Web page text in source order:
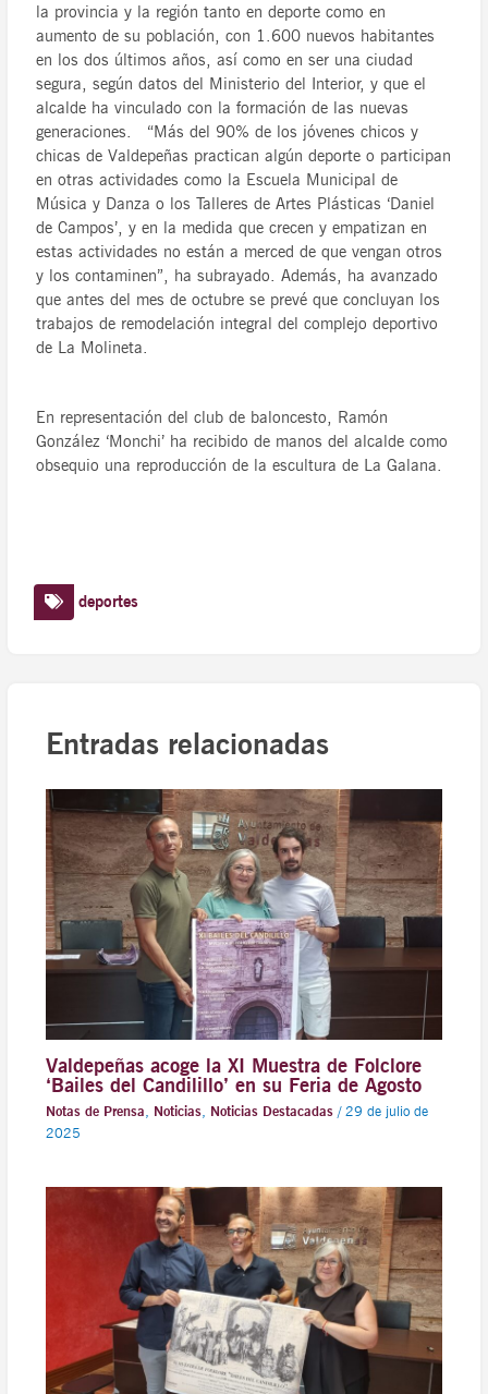
la provincia y la región tanto en deporte como en
aumento de su población, con 1.600 nuevos habitantes
en los dos últimos años, así como en ser una ciudad
segura, según datos del Ministerio del Interior, y que el
alcalde ha vinculado con la formación de las nuevas
generaciones. “Más del 90% de los jóvenes chicos y
chicas de Valdepeñas practican algún deporte o participan
en otras actividades como la Escuela Municipal de
Música y Danza o los Talleres de Artes Plásticas ‘Daniel
de Campos’, y en la medida que crecen y empatizan en
estas actividades no están a merced de que vengan otros
y los contaminen”, ha subrayado. Además, ha avanzado
que antes del mes de octubre se prevé que concluyan los
trabajos de remodelación integral del complejo deportivo
de La Molineta.
En representación del club de baloncesto, Ramón
González ‘Monchi’ ha recibido de manos del alcalde como
obsequio una reproducción de la escultura de La Galana.
deportes
Entradas relacionadas
Valdepeñas acoge la XI Muestra de Folclore
‘Bailes del Candilillo’ en su Feria de Agosto
Notas de Prensa, Noticias, Noticias Destacadas/ 29 de julio de
2025